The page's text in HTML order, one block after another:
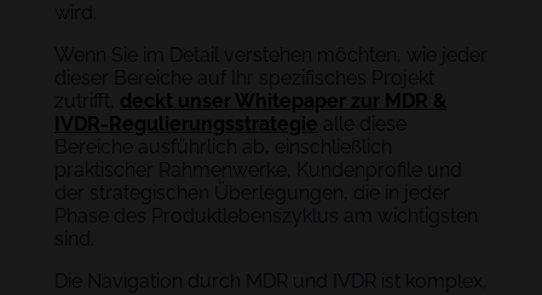
deckt unser Whitepaper zur MDR &
IVDR-Regulierungsstrategie